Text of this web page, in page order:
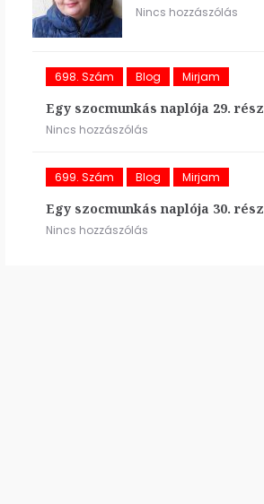
Nincs hozzászólás
698. Szám Blog Mirjam
Egy szocmunkás naplója 29. rész
Nincs hozzászólás
699. Szám Blog Mirjam
Egy szocmunkás naplója 30. rész
Nincs hozzászólás